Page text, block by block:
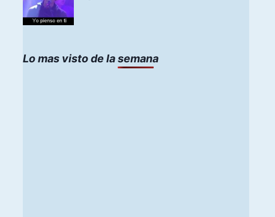
Lo mas visto de la semana